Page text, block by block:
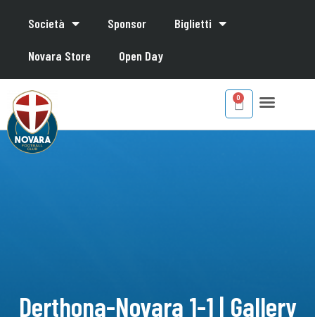
Società Sponsor Biglietti
Novara Store Open Day
Derthona-Novara 1-1 | Gallery